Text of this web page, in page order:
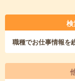
職種でお仕事情報を